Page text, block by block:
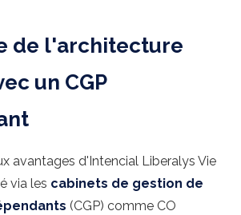
de l'architecture
un CGP
avantages d'Intencial Liberalys Vie
via les cabinets de gestion de
(CGP) comme CO